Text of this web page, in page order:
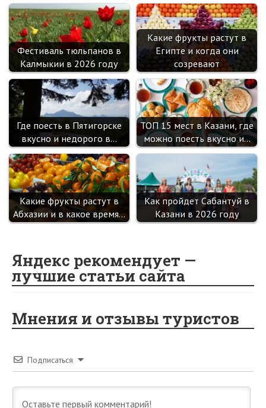
Фестиваль тюльпанов в
Калмыкии в 2026 году
Какие фрукты растут в
Египте и когда они
созревают
Где поесть в Пятигорске
вкусно и недорого в…
ТОП 15 мест в Казани, где
можно поесть вкусно и…
Какие фрукты растут в
Абхазии и в какое время…
Как пройдет Сабантуй в
Казани в 2026 году
Яндекс рекомендует —
лучшие статьи сайта
Мнения и отзывы туристов
Подписаться